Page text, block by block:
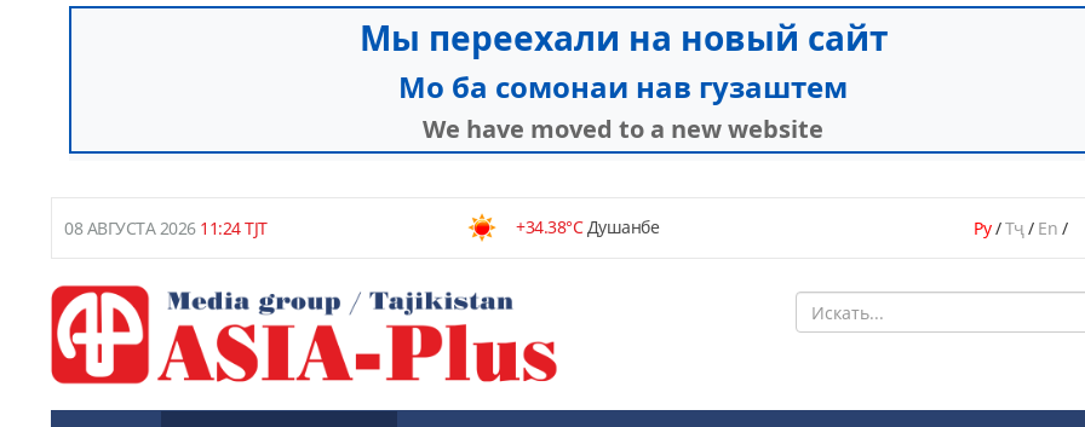
08 АВГУСТА 202611:24 TJT +34.38°CДушанбе Ру/Тҷ/ En /